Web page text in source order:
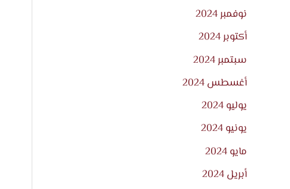
نوفمبر 2024
أكتوبر 2024
سبتمبر 2024
أغسطس 2024
يوليو 2024
يونيو 2024
مايو 2024
أبريل 2024